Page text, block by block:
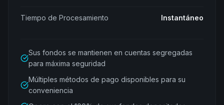
Tiempo de Procesamiento Instantáneo
Sus fondos se mantienen en cuentas segregadas
para máxima seguridad
Múltiples métodos de pago disponibles para su
conveniencia